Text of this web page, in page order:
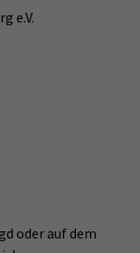
e.V.
oder auf dem